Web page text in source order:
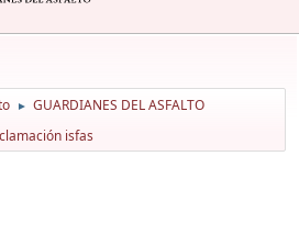
► GUARDIANES DEL ASFALTO
isfas